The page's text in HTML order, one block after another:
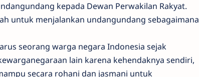
kepada Dewan Perwakilan Rakyat.
untuk menjalankan undangundang sebagaimana
seorang warga negara Indonesia sejak
lain karena kehendaknya sendiri,
secara rohani dan jasmani untuk